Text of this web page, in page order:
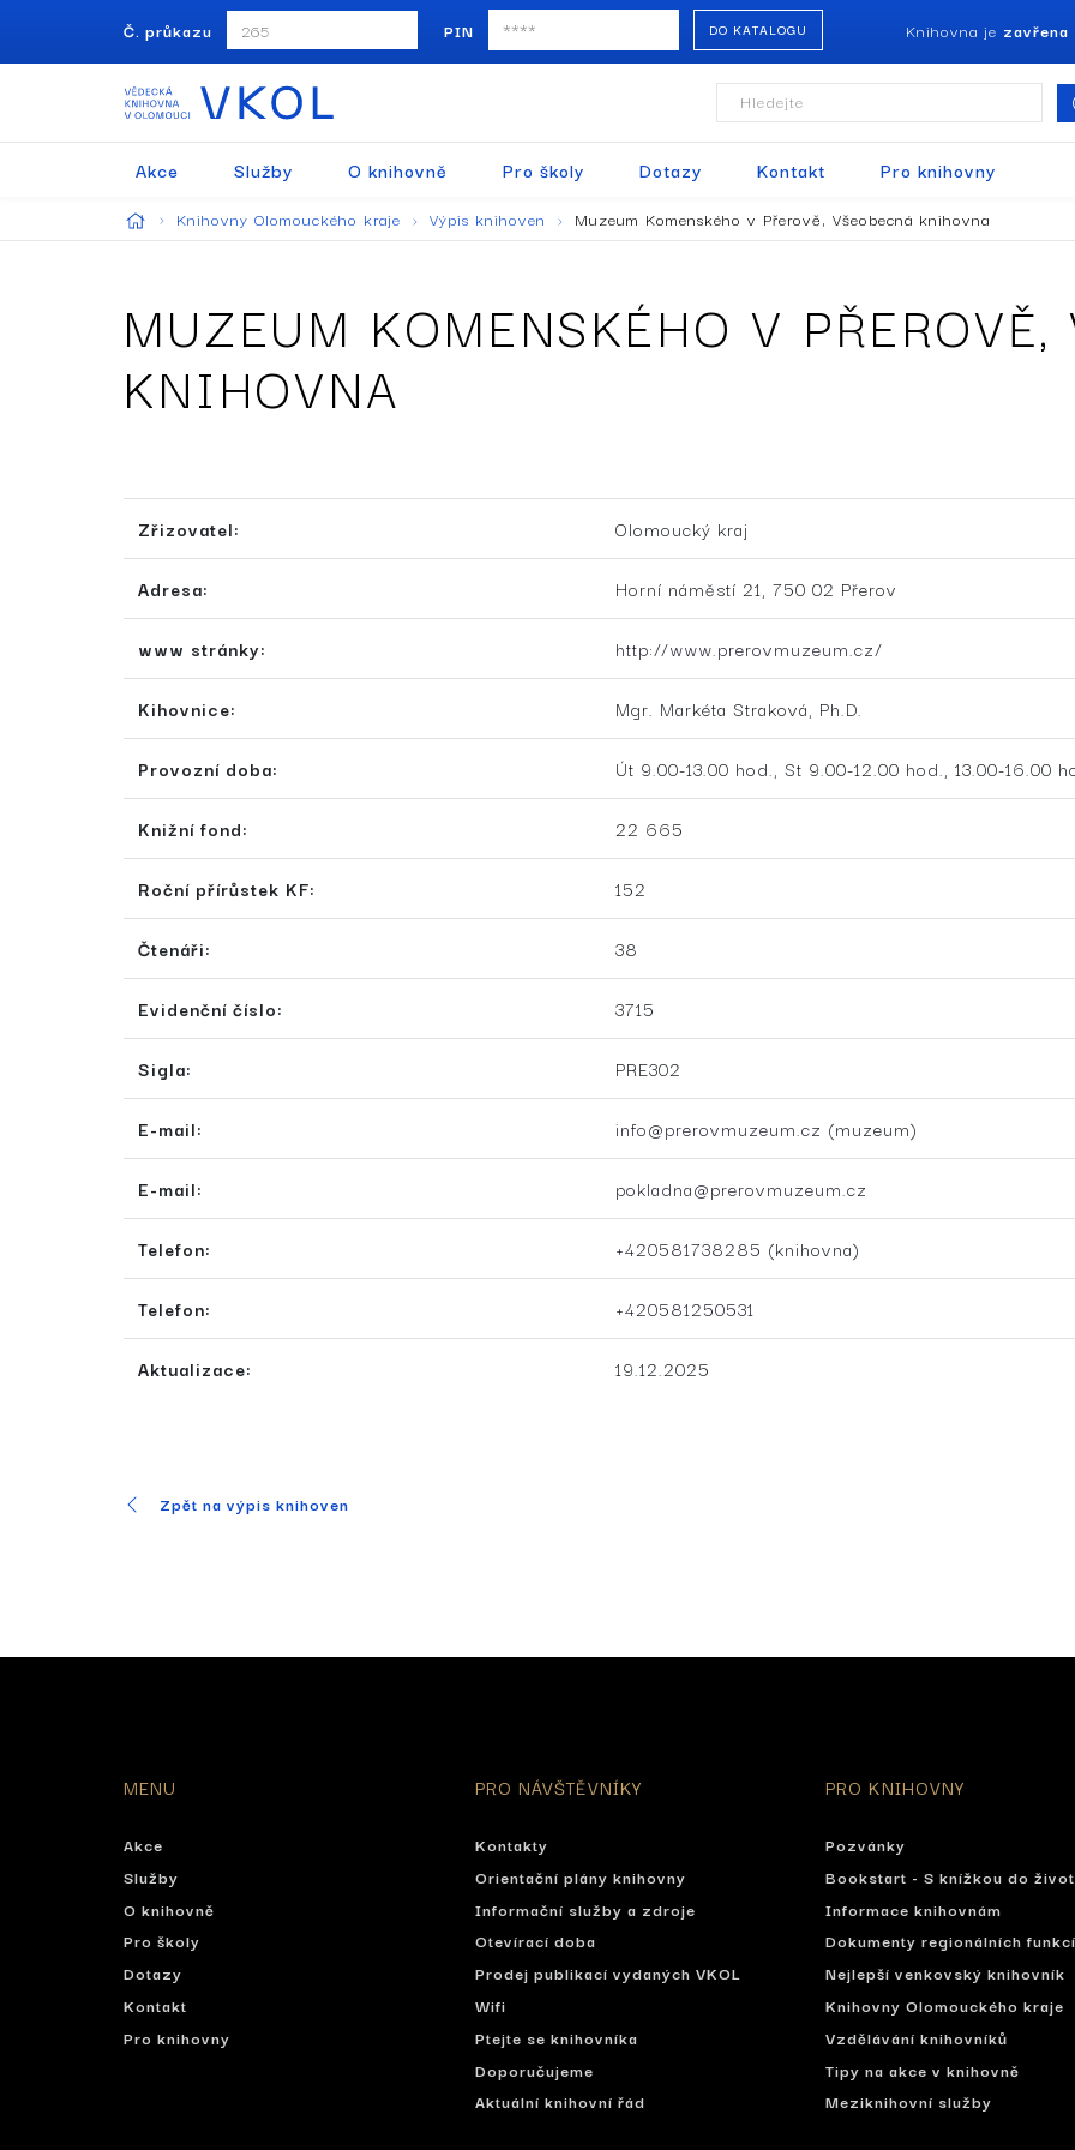
Č. průkazu PIN DO KATALOGU Knihovna je zavřena
Hledejte
Akce Služby O knihovně Pro školy Dotazy Kontakt Pro knihovny
Knihovny Olomouckého kraje Výpis knihoven Muzeum Komenského v Přerově, Všeobecná knihovna
MUZEUM KOMENSKÉHO V
KNIHOVNA
Zřizovatel: Olomoucký kraj
Adresa: Horní náměstí 21, 750 02 Přerov
www stránky: http://www.prerovmuzeum.cz/
Kihovnice: Mgr. Markéta Straková, Ph.D.
Provozní doba: Út 9.00-13.00 hod., St 9.00-12.00 hod., 13.00-16.00
Knižní fond: 22 665
Roční přírůstek KF: 152
Čtenáři: 38
Evidenční číslo: 3715
Sigla: PRE302
E-mail: info@prerovmuzeum.cz (muzeum)
E-mail: pokladna@prerovmuzeum.cz
Telefon: +420581738285 (knihovna)
Telefon: +420581250531
Aktualizace: 19.12.2025
Zpět na výpis knihoven
MENU
Akce
Služby
O knihovně
Pro školy
Dotazy
Kontakt
Pro knihovny
PRO NÁVŠTĚVNÍKY
Kontakty
Orientační plány knihovny
Informační služby a zdroje
Otevírací doba
Prodej publikací vydaných VKOL
Wifi
Ptejte se knihovníka
Doporučujeme
Aktuální knihovní řád
PRO KNIHOVNY
Pozvánky
Bookstart - S knížkou do
Informace knihovnám
Dokumenty regionálních funkcí
Nejlepší venkovský knihovník
Knihovny Olomouckého kraje
Vzdělávání knihovníků
Tipy na akce v knihovně
Meziknihovní služby